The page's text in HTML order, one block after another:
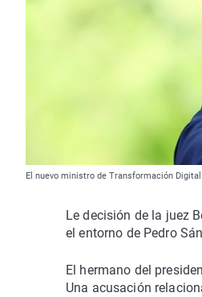
El nuevo ministro de Transformación
Le decisión de la juez
el entorno de Pedro
El hermano del
Una acusación